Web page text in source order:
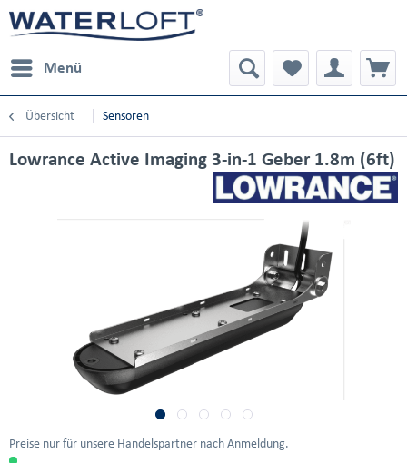
Menü
Übersicht Sensoren
Lowrance Active Imaging 3-in-1 Geber 1.8m (6ft)
Preise nur für unsere Handelspartner nach Anmeldung.